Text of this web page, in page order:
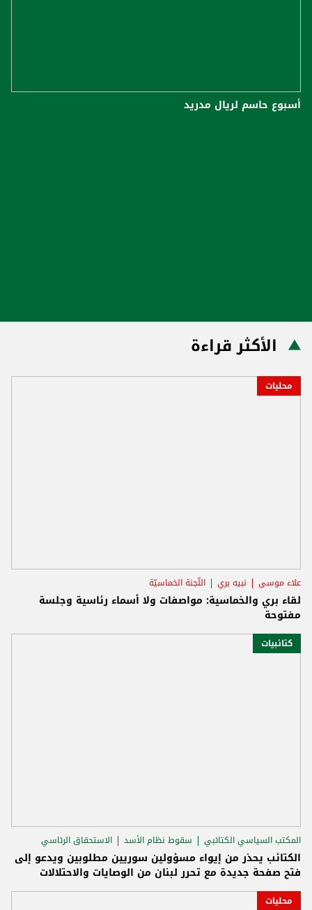
أسبوع حاسم لريال مدريد
الأكثر قراءة
محليات
علاء موسى نبيه بري اللّجنة الخماسيّة
لقاء بري والخماسية: مواصفات ولا أسماء رئاسية وجلسة
مفتوحة
كتائبيات
المكتب السياسي الكتائبي سقوط نظام الأسد الاستحقاق الرئاسي
الكتائب يحذر من إيواء مسؤولين سوريين مطلوبين ويدعو إلى
فتح صفحة جديدة مع تحرر لبنان من الوصايات والاحتلالات
محليات